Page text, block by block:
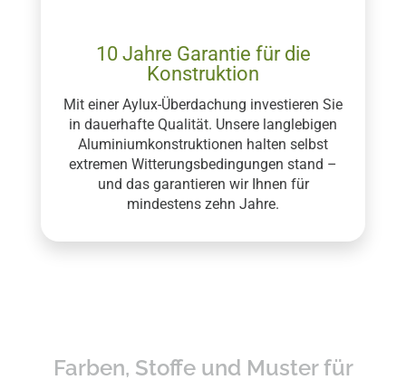
10 Jahre Garantie für die
Konstruktion
Mit einer Aylux-Überdachung investieren Sie
in dauerhafte Qualität. Unsere langlebigen
Aluminiumkonstruktionen halten selbst
extremen Witterungsbedingungen stand –
und das garantieren wir Ihnen für
mindestens zehn Jahre.
Farben, Stoffe und Muster für